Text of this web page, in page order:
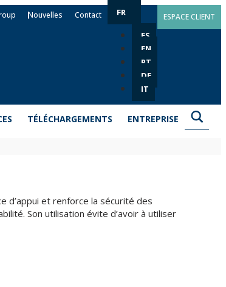
Nouvelles Contact FR
ES
EN
PT
DE
IT
ESPACE CLIENT
TÉLÉCHARGEMENTS ENTREPRISE
d’appui et renforce la sécurité des
Son utilisation évite d’avoir à utiliser